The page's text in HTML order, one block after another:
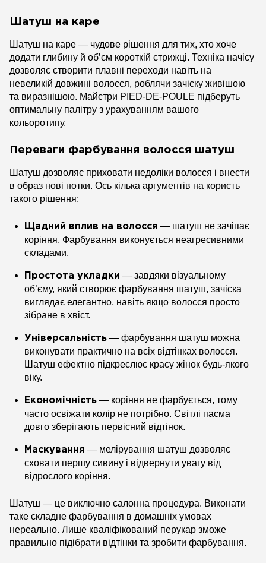
Шатуш на каре
Шатуш на каре — чудове рішення для тих, хто хоче
додати глибину й об’єм короткій стрижці. Техніка начісу
дозволяє створити плавні переходи навіть на
невеликій довжині волосся, роблячи зачіску живішою
та виразнішою. Майстри PIED-DE-POULE підберуть
оптимальну палітру з урахуванням вашого
кольоротипу.
Переваги фарбування волосся шатуш
Шатуш дозволяє приховати недоліки волосся і внести
в образ нові нотки. Ось кілька аргументів на користь
такого рішення:
Щадний вплив на волосся — шатуш не зачіпає
коріння. Фарбування виконується неагресивними
складами.
Простота укладки — завдяки візуальному
об’єму, який створює фарбування шатуш, зачіска
виглядає елегантно, навіть якщо волосся просто
зібране в хвіст.
Універсальність — фарбування шатуш можна
виконувати практично на всіх відтінках волосся.
Шатуш ефектно підкреслює красу жінок будь-якого
віку.
Економічність — коріння не фарбується, тому
часто освіжати колір не потрібно. Світлі пасма
довго зберігають первісний відтінок.
Маскування — мелірування шатуш дозволяє
сховати першу сивину і відвернути увагу від
відрослого коріння.
Шатуш — це виключно салонна процедура. Виконати
таке складне фарбування в домашніх умовах
нереально. Лише кваліфікований перукар зможе
правильно підібрати відтінки та зробити фарбування.